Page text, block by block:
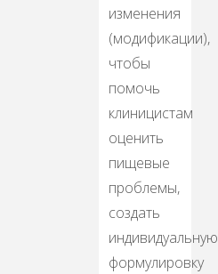
изменения
(модификации),
чтобы
помочь
клиницистам
оценить
пищевые
проблемы,
создать
индивидуальную
формулировку